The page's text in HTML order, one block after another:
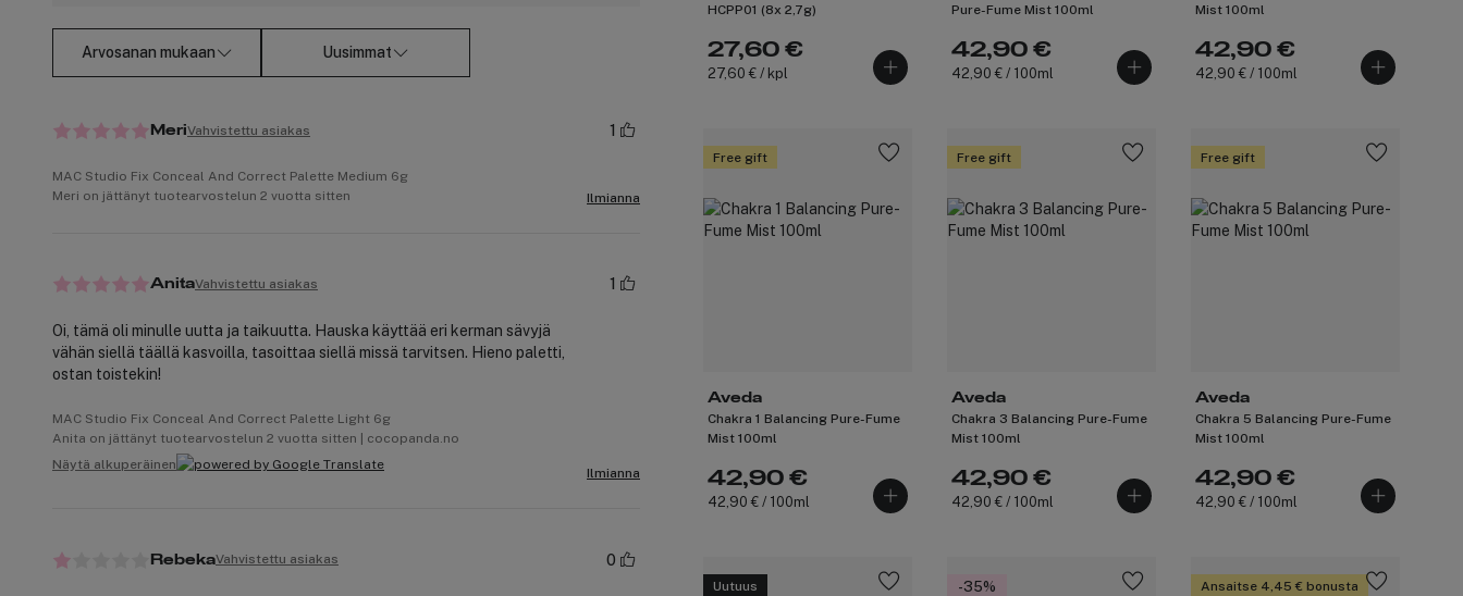
HCPP01 (8x 2,7g)
27,60 €
27,60 € / kpl
Pure-Fume Mist 100ml
42,90 €
42,90 € / 100ml
Mist 100ml
42,90 €
42,90 € / 100ml
Free gift
Aveda
Chakra 1 Balancing Pure-Fume
Mist 100ml
42,90 €
42,90 € / 100ml
Free gift
Aveda
Chakra 3 Balancing Pure-Fume
Mist 100ml
42,90 €
42,90 € / 100ml
Free gift
Aveda
Chakra 5 Balancing Pure-Fume
Mist 100ml
42,90 €
42,90 € / 100ml
Uutuus
-35%
Ansaitse 4,45 € bonusta
Arvosanan mukaan Uusimmat
MeriVahvistettu asiakas 1
MAC Studio Fix Conceal And Correct Palette Medium 6g
Meri on jättänyt tuotearvostelun 2 vuotta sitten
Ilmianna
AnitaVahvistettu asiakas 1
Oi, tämä oli minulle uutta ja taikuutta. Hauska käyttää eri kerman sävyjä
vähän siellä täällä kasvoilla, tasoittaa siellä missä tarvitsen. Hieno paletti,
ostan toistekin!
MAC Studio Fix Conceal And Correct Palette Light 6g
Anita on jättänyt tuotearvostelun 2 vuotta sitten | cocopanda.no
Näytä alkuperäinen
Ilmianna
RebekaVahvistettu asiakas 0